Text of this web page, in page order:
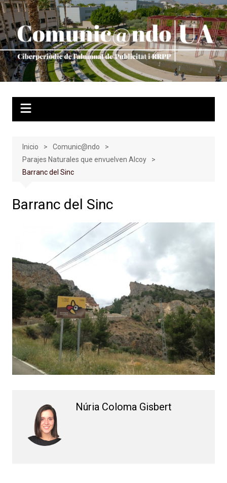
Saltar
al
contenido
Inicio
Comunic@ndo
Parajes Naturales que envuelven Alcoy
Barranc del Sinc
Barranc del Sinc
Núria Coloma Gisbert